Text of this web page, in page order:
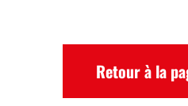
Retour à la